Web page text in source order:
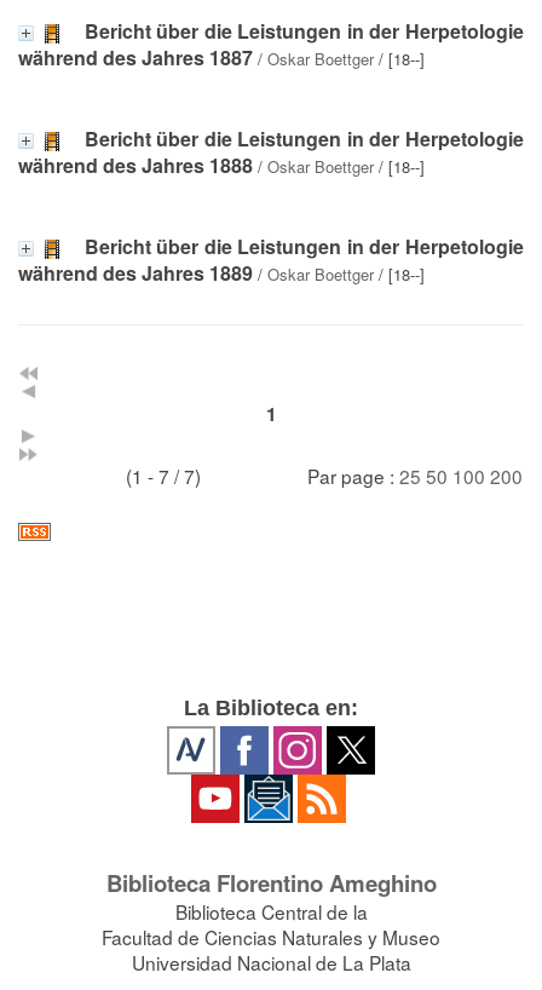
Bericht über die Leistungen in der Herpetologie
während des Jahres 1887 / Oskar Boettger/ [18--]
Bericht über die Leistungen in der Herpetologie
während des Jahres 1888 / Oskar Boettger/ [18--]
Bericht über die Leistungen in der Herpetologie
während des Jahres 1889 / Oskar Boettger/ [18--]
1
(1 - 7 / 7) Par page : 25 50 100 200
La Biblioteca en:
Biblioteca Florentino Ameghino
Biblioteca Central de la
Facultad de Ciencias Naturales y Museo
Universidad Nacional de La Plata